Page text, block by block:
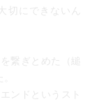
切にできないん
繋ぎとめた（縋
ンドというスト